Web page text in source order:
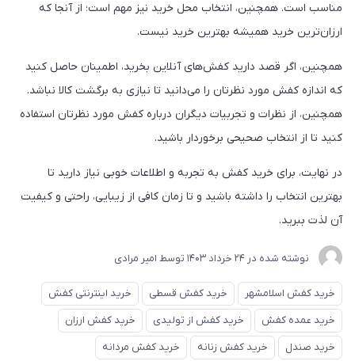
مناسب است. همچنین، انتخاب محل خرید نیز مهم است؛ از آنجا که
ارزان‌ترین خرید همیشه بهترین خرید نیست.
همچنین، اگر قصد دارید کفش‌های آنلاین بخرید، اطمینان حاصل کنید
که اندازه کفش مورد نظرتان را می‌دانید تا نیازی به برگشت کالا نباشد.
همچنین، از نظرات و تجربیات دیگران درباره کفش مورد نظرتان استفاده
کنید تا از انتخاب صحیحی برخوردار باشید.
در نهایت، برای خرید کفش به تجربه و اطلاعات خوبی نیاز دارید تا
بهترین انتخاب را داشته باشید و تا زمان کافی از زیبایی، راحتی و کیفیت
آن لذت ببرید.
نوشته شده در 24 خرداد 1403 توسط امیر مرادی
خرید کفش اسلامشهر خرید کفش قسطی
خرید اینترنتی کفش
خرید عمده کفش
خرید کفش از تولیدی
خرید کفش ارزان
خرید صندل
خرید کفش زنانه
خرید کفش مردانه